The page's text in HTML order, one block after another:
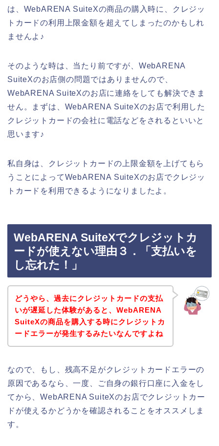
は、WebARENA SuiteXの商品の購入時に、クレジッ
トカードの利用上限金額を超えてしまったのかもしれ
ませんよ♪
そのような時は、当たり前ですが、WebARENA
SuiteXのお店側の問題ではありませんので、
WebARENA SuiteXのお店に連絡をしても解決できま
せん。まずは、WebARENA SuiteXのお店で利用した
クレジットカードの会社に電話などをされるといいと
思います♪
私自身は、クレジットカードの上限金額を上げてもら
うことによってWebARENA SuiteXのお店でクレジッ
トカードを利用できるようになりましたよ。
WebARENA SuiteXでクレジットカ
ードが使えない理由３．「支払いを
し忘れた！」
どうやら、過去にクレジットカードの支払
いが遅延した体験があると、WebARENA
SuiteXの商品を購入する時にクレジットカ
ードエラーが発生するみたいなんですよね
なので、もし、残高不足がクレジットカードエラーの
原因であるなら、一度、ご自身の銀行口座に入金をし
てから、WebARENA SuiteXのお店でクレジットカー
ドが使えるかどうかを確認されることをオススメしま
す。